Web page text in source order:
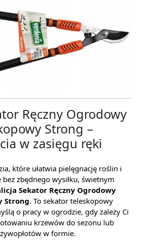
Ręczny Ogrodowy
Strong –
w zasięgu ręki
które ułatwia pielęgnację roślin i
bez zbędnego wysiłku, świetnym
Sekator Ręczny Ogrodowy
Strong. To sekator teleskopowy
o pracy w ogrodzie, gdy zależy Ci
krzewów do sezonu lub
w formie.